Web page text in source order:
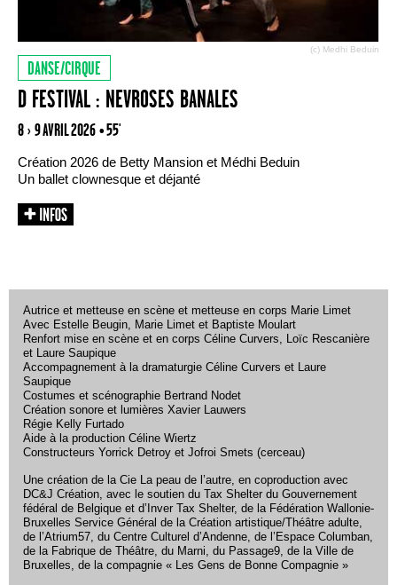
(c) Medhi Beduin
DANSE/CIRQUE
D FESTIVAL : NEVROSES BANALES
8 › 9 AVRIL 2026 • 55'
Création 2026 de Betty Mansion et Médhi Beduin
Un ballet clownesque et déjanté
Autrice et metteuse en scène et metteuse en corps Marie Limet
Avec Estelle Beugin, Marie Limet et Baptiste Moulart
Renfort mise en scène et en corps Céline Curvers, Loïc Rescanière
et Laure Saupique
Accompagnement à la dramaturgie Céline Curvers et Laure
Saupique
Costumes et scénographie Bertrand Nodet
Création sonore et lumières Xavier Lauwers
Régie Kelly Furtado
Aide à la production Céline Wiertz
Constructeurs Yorrick Detroy et Jofroi Smets (cerceau)
Une création de la Cie La peau de l’autre, en coproduction avec
DC&J Création, avec le soutien du Tax Shelter du Gouvernement
fédéral de Belgique et d’Inver Tax Shelter, de la Fédération Wallonie-
Bruxelles Service Général de la Création artistique/Théâtre adulte,
de l’Atrium57, du Centre Culturel d’Andenne, de l’Espace Columban,
de la Fabrique de Théâtre, du Marni, du Passage9, de la Ville de
Bruxelles, de la compagnie « Les Gens de Bonne Compagnie »